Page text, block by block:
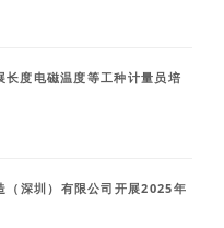
度电磁温度等工种计量员培
（深圳）有限公司开展2025年